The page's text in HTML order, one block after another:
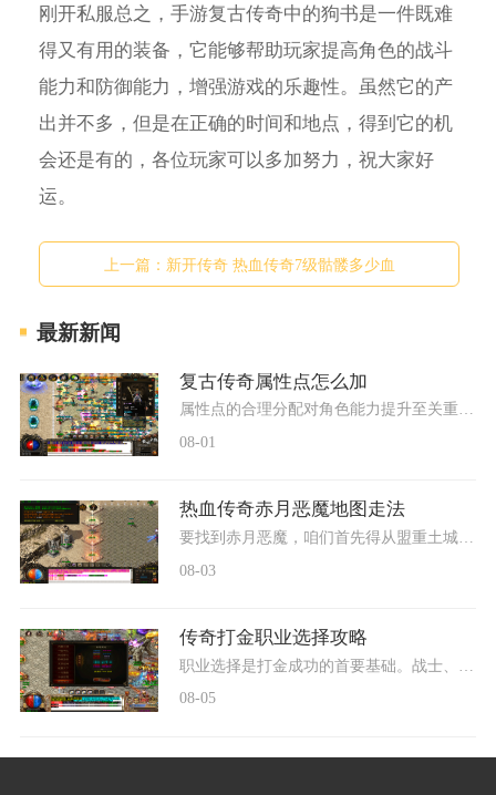
刚开私服总之，手游复古传奇中的狗书是一件既难
得又有用的装备，它能够帮助玩家提高角色的战斗
能力和防御能力，增强游戏的乐趣性。虽然它的产
出并不多，但是在正确的时间和地点，得到它的机
会还是有的，各位玩家可以多加努力，祝大家好
运。
上一篇： 新开传奇 热血传奇7级骷髅多少血
最新新闻
复古传奇属性点怎么加
属性点的合理分配对角色能力提升至关重要。战士、法师和道士这三大经典职业各自依赖不同的属性发展方向，玩家需要根据所选职业的特性来决定力量、智力或敏捷等基础属性的投入
08-01
热血传奇赤月恶魔地图走法
08-03
传奇打金职业选择攻略
08-05